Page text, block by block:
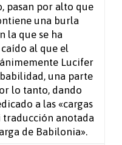
pasan por alto que
una burla
la que se ha
al que el
Lucifer
una parte
lo tanto, dando
a las «cargas
anotada
de Babilonia».